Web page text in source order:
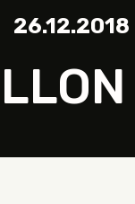
26.12.2018